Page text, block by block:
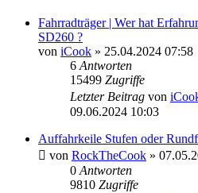
Fahrradträger | Wer hat
SD260 ?
von iCook » 25.04.2024 07:58
6 Antworten
15499 Zugriffe
Letzter Beitrag von
09.06.2024 10:03
Auffahrkeile Stufen oder
von RockTheCook »
0 Antworten
9810 Zugriffe